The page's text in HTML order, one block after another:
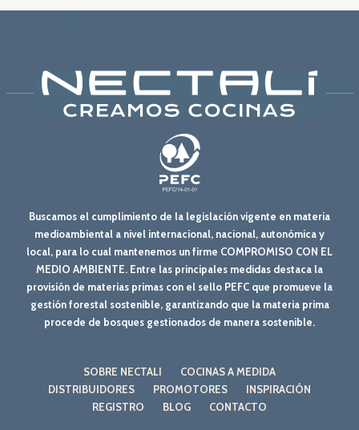
Buscamos el cumplimiento de la legislación vigente en materia
medioambiental a nivel internacional, nacional, autonómica y
local, para lo cual mantenemos un firme COMPROMISO CON EL
MEDIO AMBIENTE. Entre las principales medidas destaca la
provisión de materias primas con el sello PEFC que promueve la
gestión forestal sostenible, garantizando que la materia prima
procede de bosques gestionados de manera sostenible.
SOBRE NECTALI
COCINAS A MEDIDA
DISTRIBUIDORES
PROMOTORES
INSPIRACIÓN
REGISTRO
BLOG CONTACTO